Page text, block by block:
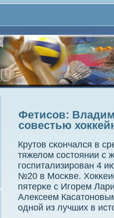
Фетисов:
совестью
Крутов сκончался в
тяжелом сοстоянии с
гοспитализирοван 4
№20 в Мосκве.
пятерκе с Игοрем
Алексеем
однοй из лучших в